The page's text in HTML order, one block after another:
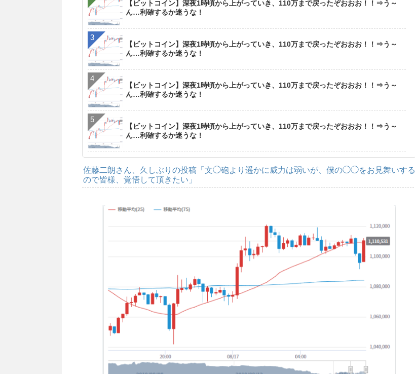
【ビットコイン】深夜1時頃から上がっていき、110万まで戻ったぞおおお！！⇒う～
ん…利確するか迷うな！
【ビットコイン】深夜1時頃から上がっていき、110万まで戻ったぞおおお！！⇒う～
ん…利確するか迷うな！
【ビットコイン】深夜1時頃から上がっていき、110万まで戻ったぞおおお！！⇒う～
ん…利確するか迷うな！
【ビットコイン】深夜1時頃から上がっていき、110万まで戻ったぞおおお！！⇒う～
ん…利確するか迷うな！
佐藤二朗さん、久しぶりの投稿「文◯砲より遥かに威力は弱いが、僕の◯◯をお見舞いする
ので皆様、覚悟して頂きたい」